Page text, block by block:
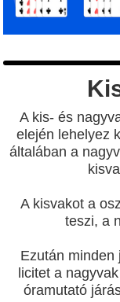
A kis- és
elején lehelyez
általában a
A kisvakot a
teszi, a
Ezután minden
licitet a
óramutató